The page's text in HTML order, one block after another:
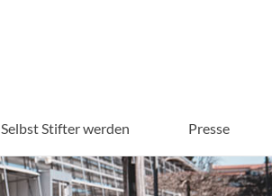
Selbst Stifter werden Presse